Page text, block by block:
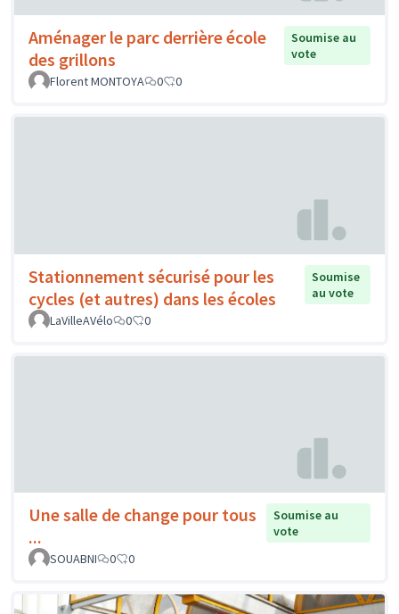
Aménager le parc derrière école
des grillons
Soumise au
vote
Florent MONTOYA
0 0
Stationnement sécurisé pour les
cycles (et autres) dans les écoles
Soumise
au vote
LaVilleAVélo
0 0
Une salle de change pour tous
...
Soumise au
vote
SOUABNI
0 0